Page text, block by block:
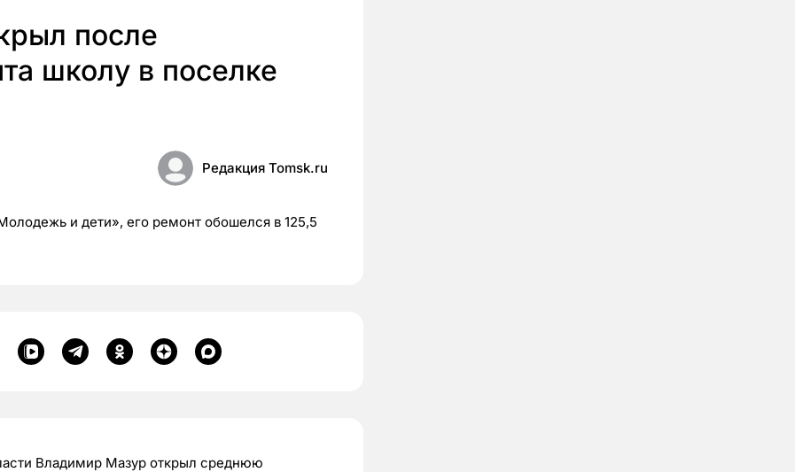
после
школу в поселке
Редакция Tomsk.ru
и дети», его ремонт обошелся в 125,5
Владимир Мазур открыл среднюю